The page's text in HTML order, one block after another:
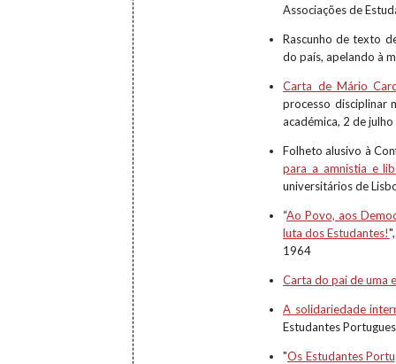
Associações de
Rascunho de texto
do país, apelando à
Carta de Mário
processo disciplinar
académica, 2 de
Folheto alusivo à
para a amnistia e
universitários de
“Ao Povo, aos
luta dos Estudantes!
1964
Carta do pai de uma
A solidariedade
Estudantes
"Os Estudantes